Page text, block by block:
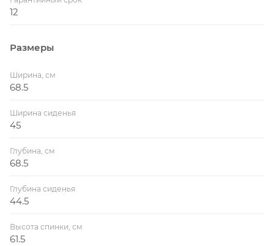
12
Размеры
Ширина, см
68.5
Ширина сиденья
45
Глубина, см
68.5
Глубина сиденья
44.5
Высота спинки, см
61.5